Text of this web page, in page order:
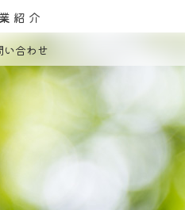
紹介
い合わせ
質問
わせ